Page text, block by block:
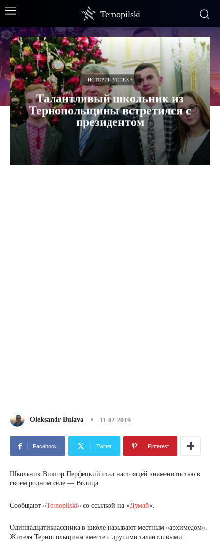
Ternopilski
ИСТОРИИ УСПЕХА
Талантливый школьник из
Тернопольщины встретился с
президентом
Oleksandr Bulava 11.02.2019
Facebook Twitter Pinterest
Школьник Виктор Перфецкий стал настоящей знаменитостью в
своем родном селе — Волица
Сообщают «Ternopilski» со ссылкой на «Думай».
Одиннадцатиклассника в школе называют местным «архимедом».
Жителя Тернопольщины вместе с другими талантливыми